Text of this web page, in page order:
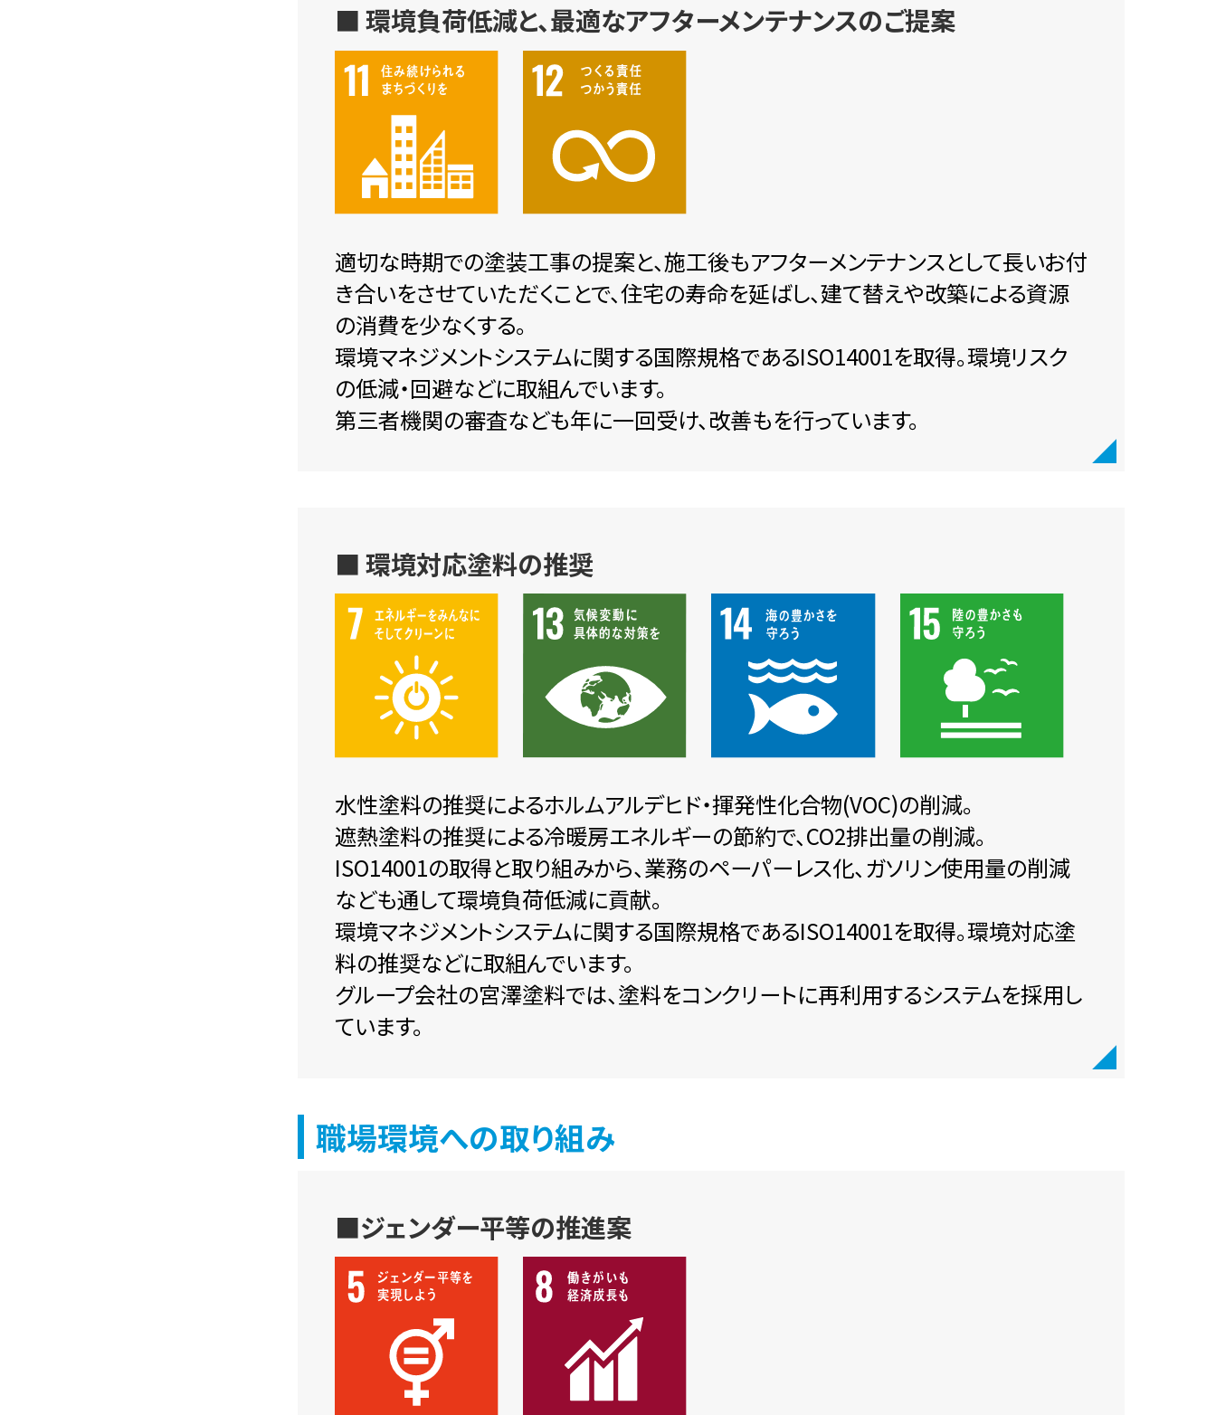
■ 環境負荷低減と、最適なアフターメンテナンスのご提案
適切な時期での塗装工事の提案と、施工後もアフターメンテナンスとして長いお付
き合いをさせていただくことで、住宅の寿命を延ばし、建て替えや改築による資源
の消費を少なくする。
環境マネジメントシステムに関する国際規格であるISO14001を取得。環境リスク
の低減・回避などに取組んでいます。
第三者機関の審査なども年に一回受け、改善もを行っています。
■ 環境対応塗料の推奨
水性塗料の推奨によるホルムアルデヒド・揮発性化合物(VOC)の削減。
遮熱塗料の推奨による冷暖房エネルギーの節約で、CO2排出量の削減。
ISO14001の取得と取り組みから、業務のペーパーレス化、ガソリン使用量の削減
なども通して環境負荷低減に貢献。
環境マネジメントシステムに関する国際規格であるISO14001を取得。環境対応塗
料の推奨などに取組んでいます。
グループ会社の宮澤塗料では、塗料をコンクリートに再利用するシステムを採用し
ています。
職場環境への取り組み
■ジェンダー平等の推進案